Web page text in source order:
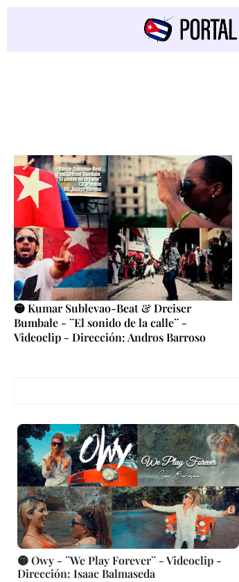
🟡 Kumar Sublevao-Beat & Dreiser
Bumbale - ¨El sonido de la calle¨ -
Videoclip - Dirección: Andros Barroso
🟡 Owy - ¨We Play Forever¨ - Videoclip -
Dirección: Isaac Balmaseda